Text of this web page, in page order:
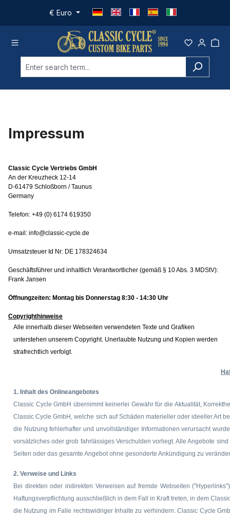
Skip to main content
€ Euro
Impressum
Classic Cycle Vertriebs GmbH
An der Kreuzheck 12-14
D-61479 Schloßborn / Taunus
Germany
Telefon: +49 (0) 6174 619350
e-mail: info@classic-cycle.de
Umsatzsteuer Id Nr: DE 178324634
Geschäftsführer und inhaltlich Verantwortlicher (gemäß § 10 Abs. 3 MDStV):
Frank Jansen
Öffnungzeiten: Montag bis Donnerstag 8:30 - 14:30 Uhr
Copyrighthinweise
Alle innerhalb dieser Webseiten verwendeten Texte und Grafiken
unterstehen unserem Copyright. Unerlaubte Nutzung und Kopien werden
strafrechtlich verfolgt.
1. Inhalt des Onlineangebotes
Classic Cycle GmbH übernimmt keinerlei Gewähr für die Aktualität,
Classic Cycle GmbH, welche sich auf Schäden materieller oder ideeller Art
die Nutzung fehlerhafter und unvollständiger Informationen verursacht
vorsätzliches oder grob fahrlässiges Verschulden vorliegt. Alle Angebote
Seiten oder das gesamte Angebot ohne gesonderte Ankündigung zu
2. Verweise und Links
Bei direkten oder indirekten Verweisen auf fremde Webseiten
Haftungsverpflichtung ausschließlich in dem Fall in Kraft treten, in dem
die Nutzung im Falle rechtswidriger Inhalte zu verhindern. Classic Cycle